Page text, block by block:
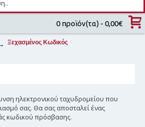
0 προϊόν(τα) - 0,00€
Ξεχασμένος Κωδικός
ηλεκτρονικού ταχυδρομείου που
σας. Θα σας αποσταλεί ένας
κωδικού πρόσβασης.